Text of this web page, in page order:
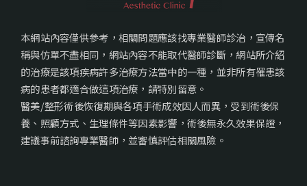
本網站內容僅供參考，相關問題應該找專業醫師診治，宣傳名
稱與仿單不盡相同，網站內容不能取代醫師診斷，網站所介紹
的治療是該項疾病許多治療方法當中的一種，並非所有罹患該
病的患者都適合做這項治療，請特別留意。
醫美/整形術後恢復期與各項手術成效因人而異，受到術後保
養、照顧方式、生理條件等因素影響，術後無永久效果保證，
建議事前諮詢專業醫師，並審慎評估相關風險。